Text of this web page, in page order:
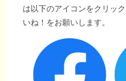
は以下のアイコンをクリッ
いね！をお願いします。